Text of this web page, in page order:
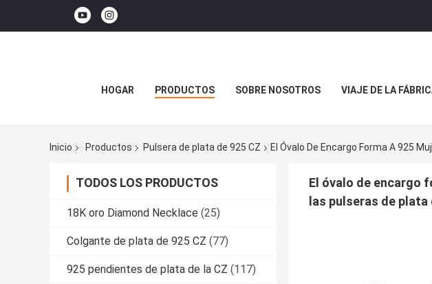
HOGAR PRODUCTOS SOBRE NOSOTROS VIAJE DE LA
Inicio Productos Pulsera de plata de 925 CZ El Óvalo De Encargo Forma A 925
TODOS LOS PRODUCTOS
18K oro Diamond Necklace (25)
Colgante de plata de 925 CZ (77)
925 pendientes de plata de la CZ (117)
El óvalo de encargo
las pulseras de plata